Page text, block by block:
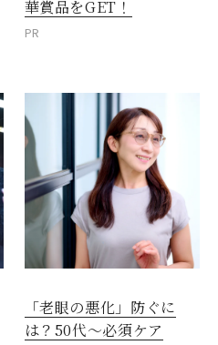
華賞品をGET！
PR
「老眼の悪化」防ぐに
は？50代～必須ケア